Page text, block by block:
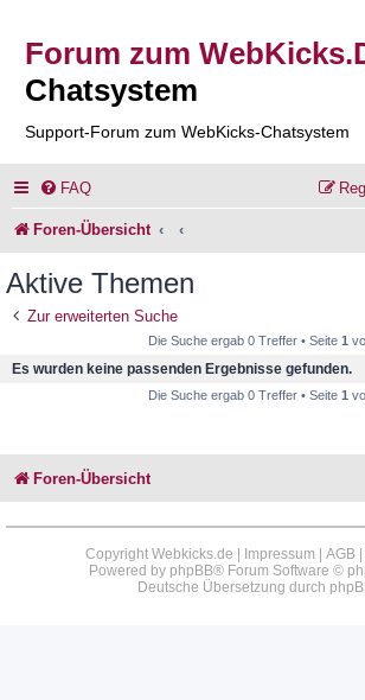
Forum zum
Chatsystem
Support-Forum zum WebKicks-Chatsystem
FAQ
Foren-Übersicht
Aktive Themen
Zur erweiterten Suche
Die Suche ergab 0 Treffer • Seite 1
Es wurden keine passenden Ergebnisse gefunden.
Die Suche ergab 0 Treffer • Seite 1
Foren-Übersicht
Copyright Webkicks.de | Impressum AGB|
Powered by phpBB® Forum Software ©
Deutsche Übersetzung durch